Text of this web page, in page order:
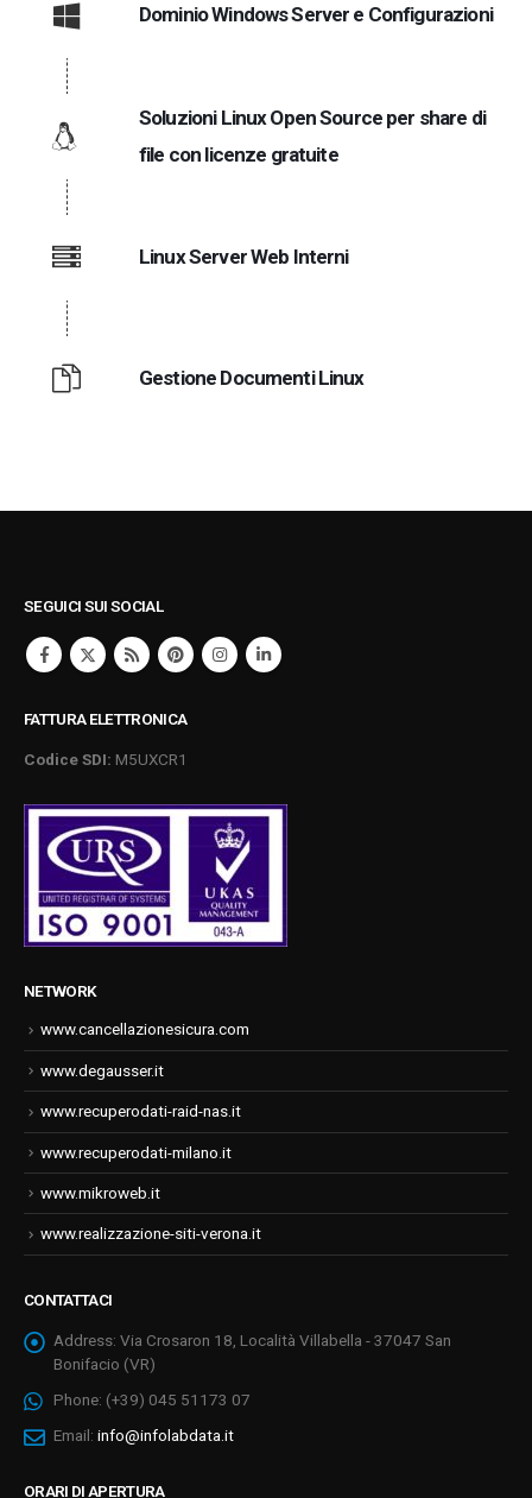
Dominio Windows Server e Configurazioni
Soluzioni Linux Open Source per share di
file con licenze gratuite
Linux Server Web Interni
Gestione Documenti Linux
SEGUICI SUI SOCIAL
FATTURA ELETTRONICA
Codice SDI: M5UXCR1
NETWORK
www.cancellazionesicura.com
www.degausser.it
www.recuperodati-raid-nas.it
www.recuperodati-milano.it
www.mikroweb.it
www.realizzazione-siti-verona.it
CONTATTACI
Address: Via Crosaron 18, Località Villabella - 37047 San
Bonifacio (VR)
Phone: (+39) 045 51173 07
Email: info@infolabdata.it
ORARI DI APERTURA